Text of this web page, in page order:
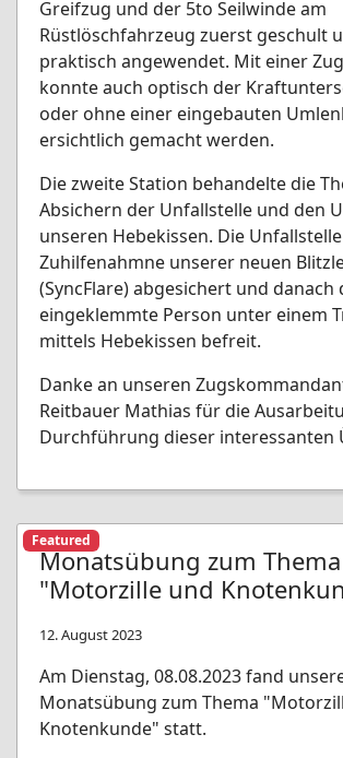
Greifzug und der 5to Seilwinde am
Rüstlöschfahrzeug zuerst geschult
praktisch angewendet. Mit einer
konnte auch optisch der
oder ohne einer eingebauten
ersichtlich gemacht werden.
Die zweite Station behandelte die
Absichern der Unfallstelle und den
unseren Hebekissen. Die
Zuhilfenahmne unserer neuen
(SyncFlare) abgesichert und danach
eingeklemmte Person unter einem
mittels Hebekissen befreit.
Danke an unseren
Reitbauer Mathias für die
Durchführung dieser interessanten
Featured
Monatsübung zum Thema
"Motorzille und
12. August 2023
Am Dienstag, 08.08.2023 fand
Monatsübung zum Thema
Knotenkunde" statt.